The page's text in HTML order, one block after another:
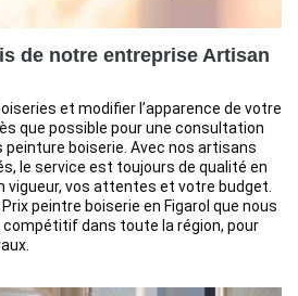
de notre entreprise Artisan
et modifier l’apparence de votre
que possible pour une consultation
peinture boiserie. Avec nos artisans
le service est toujours de qualité en
vigueur, vos attentes et votre budget.
peintre boiserie en Figarol que nous
dans toute la région, pour